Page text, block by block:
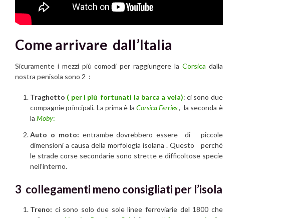
Come arrivare dall’Italia
Sicuramente i mezzi più comodi per raggiungere la Corsica dalla
nostra penisola sono 2 :
Traghetto ( per i più fortunati la barca a vela): ci sono due
compagnie principali. La prima è la Corsica Ferries, la seconda è
la Moby:
Auto o moto: entrambe dovrebbero essere di piccole
dimensioni a causa della morfologia isolana . Questo perché
le strade corse secondarie sono strette e difficoltose specie
nell’interno.
3 collegamenti meno consigliati per l’isola
Treno: ci sono solo due sole linee ferroviarie del 1800 che